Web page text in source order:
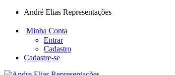
André Elias Representações
Minha Conta
Entrar
Cadastro
Cadastre-se